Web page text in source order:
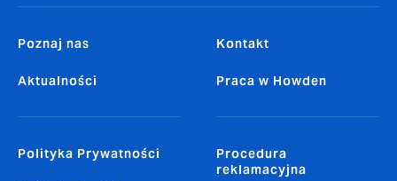
Poznaj nas
Aktualności
Kontakt
Praca w Howden
Polityka Prywatności
Procedura
reklamacyjna